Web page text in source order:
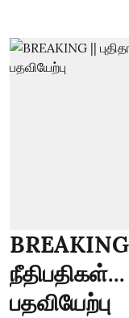
BREAKING
பதவியேற்பு